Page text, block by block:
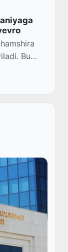
Bu
bandlik